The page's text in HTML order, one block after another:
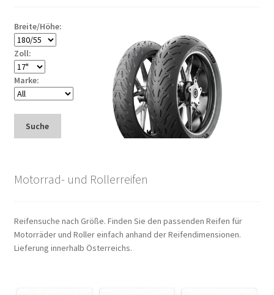
Breite/Höhe:
Zoll:
Marke:
Suche
Motorrad- und Rollerreifen
Reifensuche nach Größe. Finden Sie den passenden Reifen für
Motorräder und Roller einfach anhand der Reifendimensionen.
Lieferung innerhalb Österreichs.